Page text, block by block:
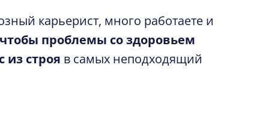
карьерист, много работаете и
проблемы со здоровьем
из строя в самых неподходящий